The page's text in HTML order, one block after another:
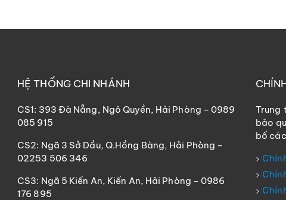
HỆ THỐNG CHI NHÁNH
CS1: 393 Đà Nẵng, Ngô Quyền, Hải Phòng – 0989
085 915
CS2: Ngã 3 Sở Dầu, Q.Hồng Bàng, Hải Phòng –
02253 506 346
CS3: Ngã 5 Kiến An, Kiến An, Hải Phòng – 0986
176 895
Trung
bảo
bố